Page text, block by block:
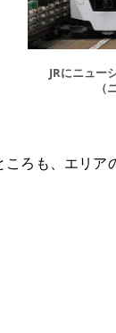
JRにニュー
（
ろも、エリア